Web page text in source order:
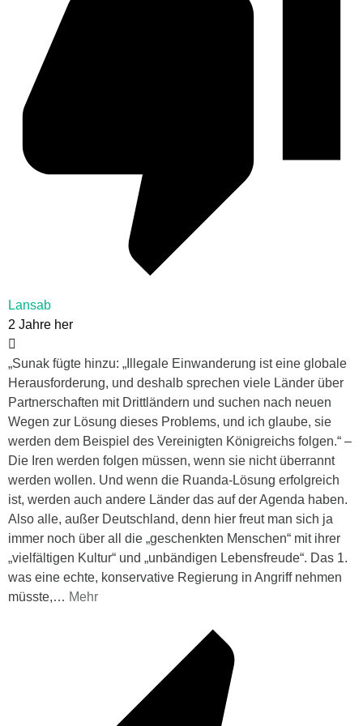
Lansab
2 Jahre her
„Sunak fügte hinzu: „Illegale Einwanderung ist eine globale
Herausforderung, und deshalb sprechen viele Länder über
Partnerschaften mit Drittländern und suchen nach neuen
Wegen zur Lösung dieses Problems, und ich glaube, sie
werden dem Beispiel des Vereinigten Königreichs folgen.“ –
Die Iren werden folgen müssen, wenn sie nicht überrannt
werden wollen. Und wenn die Ruanda-Lösung erfolgreich
ist, werden auch andere Länder das auf der Agenda haben.
Also alle, außer Deutschland, denn hier freut man sich ja
immer noch über all die „geschenkten Menschen“ mit ihrer
„vielfältigen Kultur“ und „unbändigen Lebensfreude“. Das 1.
was eine echte, konservative Regierung in Angriff nehmen
müsste,… Mehr